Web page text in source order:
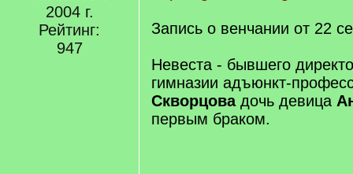
2004 г.
Рейтинг:
947
Запись о венчании от 22
Невеста - бывшего
гимназии адъюнкт-
Скворцовадочь девица
первым браком.